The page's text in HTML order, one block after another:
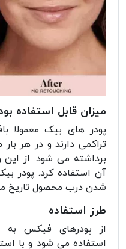
میزان قابل استفاده
پودر های بیک معمولا
تراکمی دارند و در هر
برداشته می شود. از این
شدن درب محصول تاریخ
طرز استفاده
از پودرهای فیکس به
استفاده می شود و با